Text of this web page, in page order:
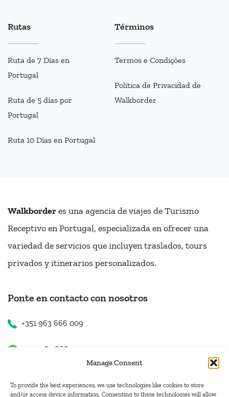
Manage Consent
To provide the best experiences, we use technologies like cookies to store
and/or access device information. Consenting to these technologies will allow
Rutas
Ruta de 7 Días en
Portugal
Ruta de 5 días por
Portugal
Ruta 10 Días en Portugal
Términos
Termos e Condições
Política de Privacidad de
Walkborder
Walkborderes una agencia de viajes de Turismo
Receptivo en Portugal, especializada en ofrecer una
variedad de servicios que incluyen traslados, tours
privados y itinerarios personalizados.
Ponte en contacto con nosotros
+351 963 666 009
+351 963 666 009